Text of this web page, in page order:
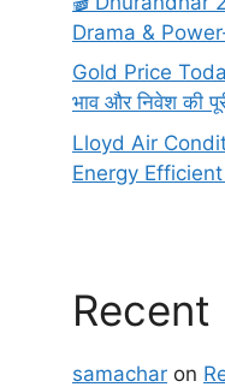
Drama &
Gold Price
भाव और निवेश की
Lloyd Air
Energy
samachar on